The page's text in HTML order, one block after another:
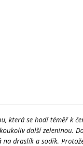
která se hodí téměř k
další zeleninou.
draslík a sodík.